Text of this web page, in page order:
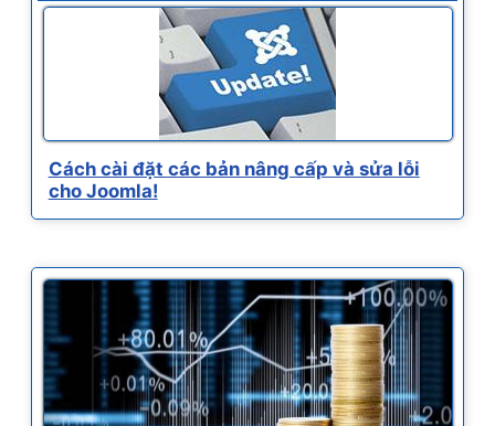
Cách cài đặt các bản nâng cấp và sửa lỗi
cho Joomla!